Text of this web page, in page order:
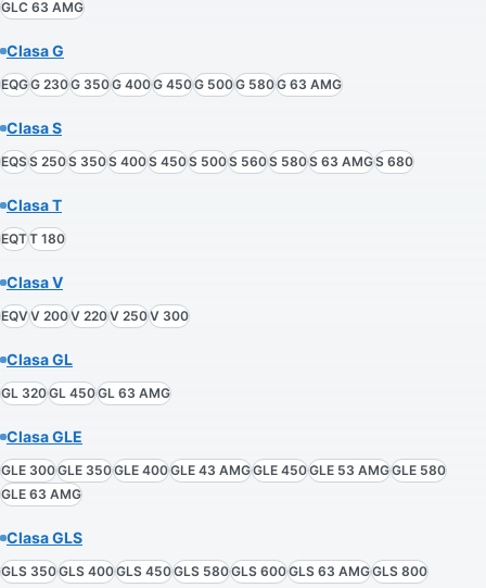
GLC 63 AMG
Clasa G
EQGG 230G 350G 400G 450G 500G 580G 63 AMG
Clasa S
EQSS 250S 350S 400S 450S 500S 560S 580S 63 AMGS 680
Clasa T
EQTT 180
Clasa V
EQVV 200V 220V 250V 300
Clasa GL
GL 320GL 450GL 63 AMG
Clasa GLE
GLE 300GLE 350GLE 400GLE 43 AMGGLE 450GLE 53 AMGGLE 580
GLE 63 AMG
Clasa GLS
GLS 350GLS 400GLS 450GLS 580GLS 600GLS 63 AMGGLS 800